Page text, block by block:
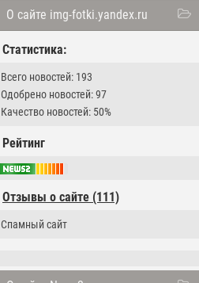
О сайте img-fotki.yandex.ru
Статистика:
Всего новостей: 193
Одобрено новостей: 97
Качество новостей: 50%
Рейтинг
Отзывы о сайте (111)
Спамный сайт